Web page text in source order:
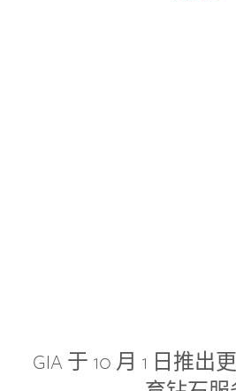
GIA 于 10 月 1 日推出